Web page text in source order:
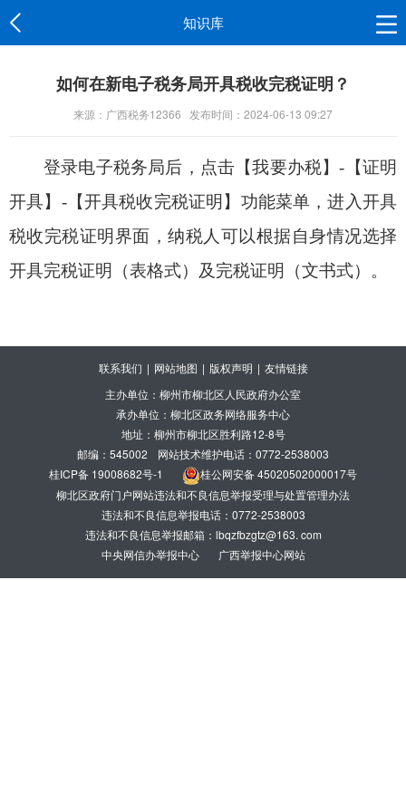
知识库
如何在新电子税务局开具税收完税证明？
来源：广西税务12366 发布时间：2024-06-13 09:27
登录电子税务局后，点击【我要办税】- 【证明
开具】 -【开具税收完税证明】功能菜单，进入开具
税收完税证明界面，纳税人可以根据自身情况选择
开具完税证明（表格式）及完税证明（文书式）。
联系我们 | 网站地图 | 版权声明 | 友情链接
主办单位：柳州市柳北区人民政府办公室
承办单位：柳北区政务网络服务中心
地址：柳州市柳北区胜利路12-8号
邮编：545002
网站技术维护电话：0772-2538003
桂ICP备 19008682号-1
桂公网安备 45020502000017号
柳北区政府门户网站违法和不良信息举报受理与处置管理办法
违法和不良信息举报电话：0772-2538003
违法和不良信息举报邮箱：lbqzfbzgtz@163. com
中央网信办举报中心
广西举报中心网站